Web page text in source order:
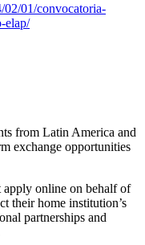
02/01/convocatoria-
elap/
from Latin America and
exchange opportunities
apply online on behalf of
their home institution’s
partnerships and